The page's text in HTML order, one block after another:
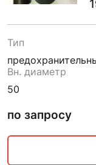
Тип
Вн. диаметр
50
по запросу